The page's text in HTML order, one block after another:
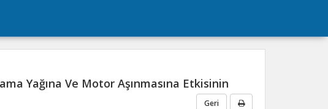
Yağına Ve Motor Aşınmasına Etkisinin
Geri